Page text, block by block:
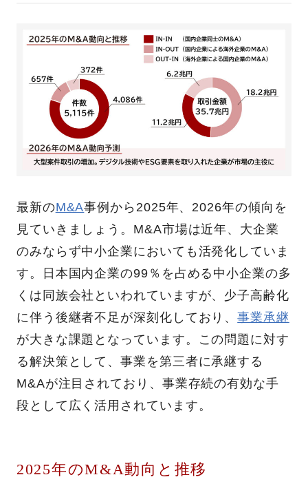
最新のM&A事例から2025年、2026年の傾向を
見ていきましょう。M&A市場は近年、大企業
のみならず中小企業においても活発化していま
す。日本国内企業の99％を占める中小企業の多
くは同族会社といわれていますが、少子高齢化
に伴う後継者不足が深刻化しており、事業承継
が大きな課題となっています。この問題に対す
る解決策として、事業を第三者に承継する
M&Aが注目されており、事業存続の有効な手
段として広く活用されています。
2025年のM&A動向と推移